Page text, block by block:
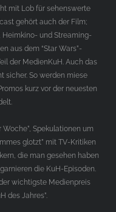
mit Lob für sehenswerte
gehört auch der Film;
und Streaming-
aus dem “Star Wars”-
der MedienKuH. Auch das
sicher. So werden miese
kurz vor der neuesten
Spekulationen um
glotzt” mit TV-Kritiken
die man gesehen haben
die KuH-Episoden.
wichtigste Medienpreis
des Jahres”.